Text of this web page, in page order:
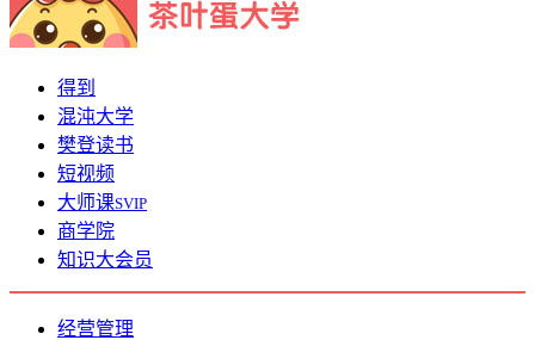
得到
混沌大学
樊登读书
短视频
大师课SVIP
商学院
知识大会员
经营管理